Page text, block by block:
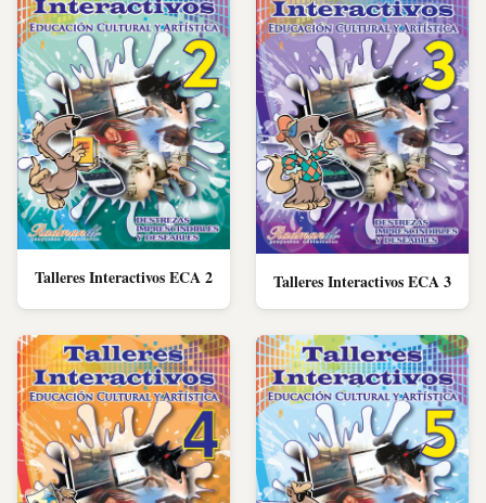
Talleres Interactivos ECA 2 Talleres Interactivos ECA 3